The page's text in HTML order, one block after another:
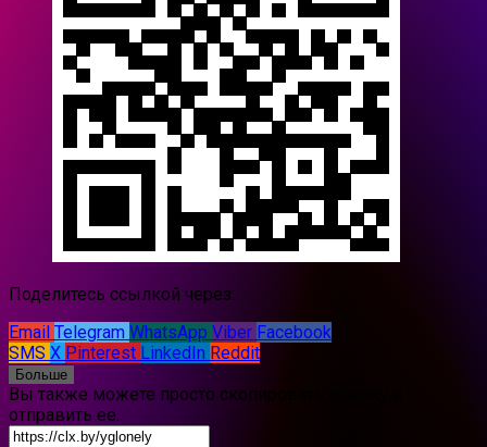
Поделитесь ссылкой через:
Email Telegram WhatsApp Viber Facebook
SMS X Pinterest LinkedIn Reddit
Больше
Вы также можете просто скопировать ссылку и
отправить ее.